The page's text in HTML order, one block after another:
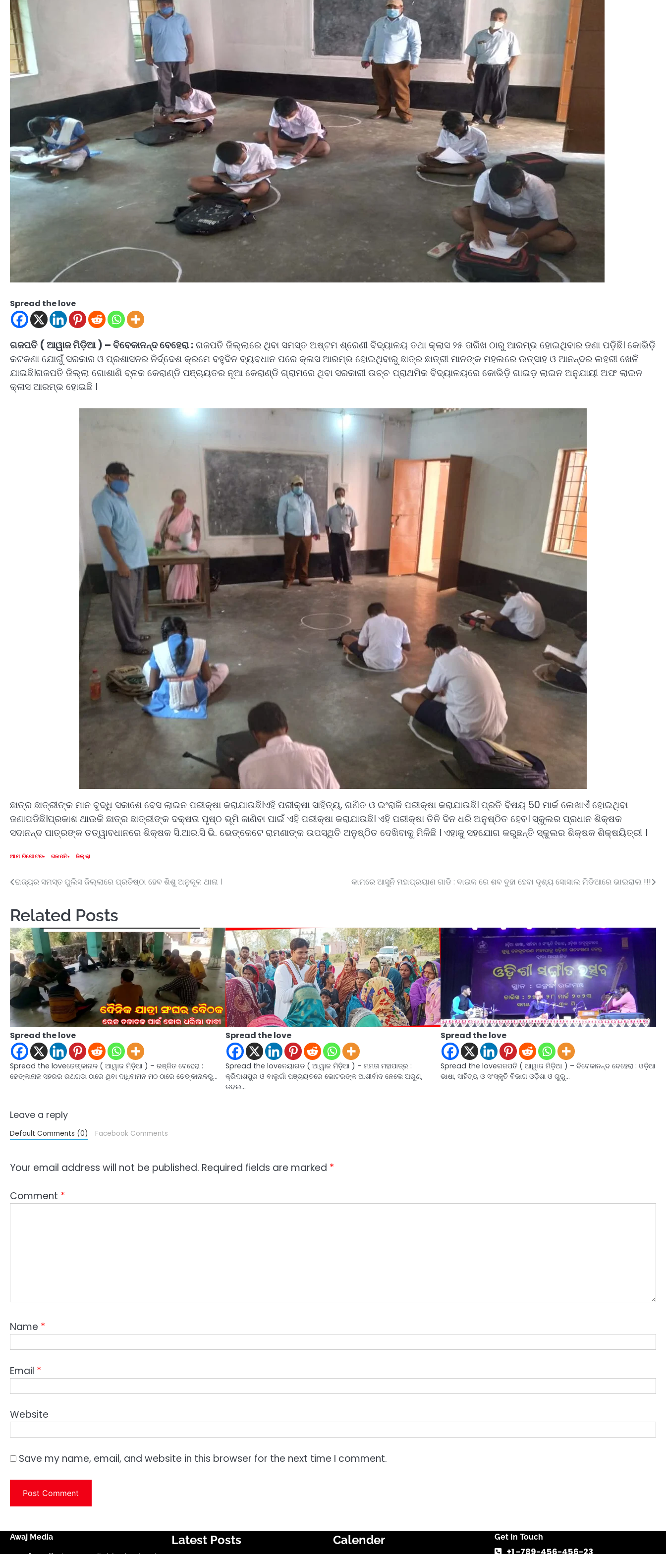
Spread the love
ଗଜପତି ( ଆୱାଜ ମିଡ଼ିଆ ) – ବିବେକାନନ୍ଦ ବେହେରା :ଗଜପତି ଜିଲ୍ଲାରେ ଥିବା ସମସ୍ତ ଅଷ୍ଟମ ଶ୍ରେଣୀ ବିଦ୍ୟାଳୟ ତଥା କ୍ଲାସ ୨୫ ତାରିଖ ଠାରୁ ଆରମ୍ଭ ହୋଇଥିବାର ଜଣା ପଡ଼ିଛି। କୋଭିଡ଼ି
କଟକଣା ଯୋଗୁଁ ସରକାର ଓ ପ୍ରଶାସନର ନିର୍ଦ୍ଦେଶ କ୍ରମେ ବହୁଦିନ ବ୍ୟବଧାନ ପରେ କ୍ଳାସ ଆରମ୍ଭ ହୋଇଥିବାରୁ ଛାତ୍ର ଛାତ୍ରୀ ମାନଙ୍କ ମହଲରେ ଉତ୍ସାହ ଓ ଆନନ୍ଦର ଲହରୀ ଖେଳି
ଯାଇଛି।ଗଜପତି ଜିଲ୍ଲା ଗୋଶାଣି ବ୍ଳକ କେରାଣ୍ଡି ପଞ୍ଚାୟତର ନୂଆ କେରାଣ୍ଡି ଗ୍ରାମରେ ଥିବା ସରକାରୀ ଉଚ୍ଚ ପ୍ରାଥମିକ ବିଦ୍ୟାଳୟରେ କୋଭିଡ଼ି ଗାଇଡ଼ ଲାଇନ ଅନୁଯାୟୀ ଅଫ ଲାଇନ
କ୍ଳାସ ଆରମ୍ଭ ହୋଇଛି ।
ଛାତ୍ର ଛାତ୍ରୀଙ୍କ ମାନ ବୃଦ୍ଧି ସକାଶେ ବେସ ଲାଇନ ପରୀକ୍ଷା କରାଯାଉଛି।ଏହି ପରୀକ୍ଷା ସାହିତ୍ୟ, ଗଣିତ ଓ ଇଂରାଜି ପରୀକ୍ଷା କରାଯାଉଛି। ପ୍ରତି ବିଷୟ 50 ମାର୍କ ଲେଖାଏଁ ହୋଇଥିବା
ଜଣାପଡିଛି।ପ୍ରକାଶ ଥାଉକି ଛାତ୍ର ଛାତ୍ରୀଙ୍କ ଦକ୍ଷତା ପୃଷ୍ଠ ଭୂମି ଜାଣିବା ପାଇଁ ଏହି ପରୀକ୍ଷା କରାଯାଉଛି। ଏହି ପରୀକ୍ଷା ତିନି ଦିନ ଧରି ଅନୁଷ୍ଠିତ ହେବ। ସ୍କୁଲର ପ୍ରଧାନ ଶିକ୍ଷକ
ସଦାନନ୍ଦ ପାତ୍ରଙ୍କ ତତ୍ୱାବଧାନରେ ଶିକ୍ଷକ ସି.ଆର.ସି ଭି. ଭେଙ୍କେଟେ ରାମଣାଙ୍କ ଉପସ୍ଥିତି ଅନୁଷ୍ଠିତ ଦେଖିବାକୁ ମିଳିଛି । ଏହାକୁ ସହଯୋଗ କରୁଛନ୍ତି ସ୍କୁଲର ଶିକ୍ଷକ ଶିକ୍ଷୟିତ୍ରୀ ।
ଆମ ରିପୋଟର ଗଜପତି ଜିଲ୍ଲା
Post
ରାଜ୍ୟର ସମସ୍ତ ପୁଲିସ ଜିଲ୍ଲାରେ ପ୍ରତିଷ୍ଠା ହେବ ଶିଶୁ ଅନୁକୂଳ ଥାନା । କାମରେ ଆସୁନି ମହାପ୍ରୟାଣ ଗାଡି : ବାଇକ ରେ ଶବ ବୁହା ହେବା ଦୃଶ୍ୟ ସୋସାଲ ମିଡିଆରେ ଭାଇରାଲ !!!
Related Posts
Spread the love
Spread the loveଢେଙ୍କାନାଳ ( ଆୱାଜ ମିଡ଼ିଆ ) – ରଞ୍ଜିତ ବେହେରା :
ଢେଙ୍କାନାଳ ସହରର ରଥଗଡା ଠାରେ ଥିବା ଦାଧିବାମନ ମଠ ଠାରେ ଢେଙ୍କାନାଳରୁ…
Spread the love
Spread the loveନୟାଗଡ ( ଆୱାଜ ମିଡ଼ିଆ ) – ମମତା ମହାପାତ୍ର :
କ୍ରିଦାଶପୁର ଓ ବାଲୁଗାଁ ପଞ୍ଚାୟତରେ ଭୋଟରଙ୍କ ଆଶୀର୍ବାଦ ନେଲେ ଅରୁଣ,
ଡବଲ…
Spread the love
Spread the loveଗଜପତି ( ଆୱାଜ ମିଡ଼ିଆ ) – ବିବେକାନନ୍ଦ ବେହେରା : ଓଡ଼ିଆ
ଭାଷା, ସାହିତ୍ୟ ଓ ସଂସ୍କୃତି ବିଭାଗ ଓଡ଼ିଶା ଓ ଗୁରୁ…
Leave a reply
Default Comments (0) Facebook Comments
Your email address will not be published. Required fields are marked *
Comment *
Name *
Email *
Website
Save my name, email, and website in this browser for the next time I comment.
Awaj Media Latest Posts Calender Get In Touch